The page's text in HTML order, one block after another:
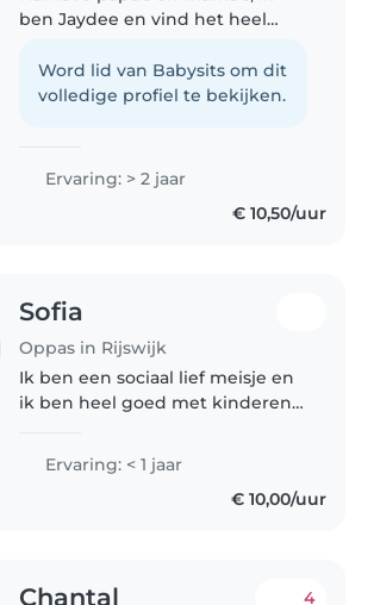
ben Jaydee en vind het heel
gaan ik hou van een veilige maar
leuke oppas omgeving waar de
Word lid van Babysits om dit
volledige profiel te bekijken.
Ervaring: > 2 jaar
€ 10,50/uur
Sofia
Oppas in Rijswijk
Ik ben een sociaal lief meisje en
ik ben heel goed met kinderen
stuur mij dan een berichtje :)
Ervaring: < 1 jaar
€ 10,00/uur
Chantal 4